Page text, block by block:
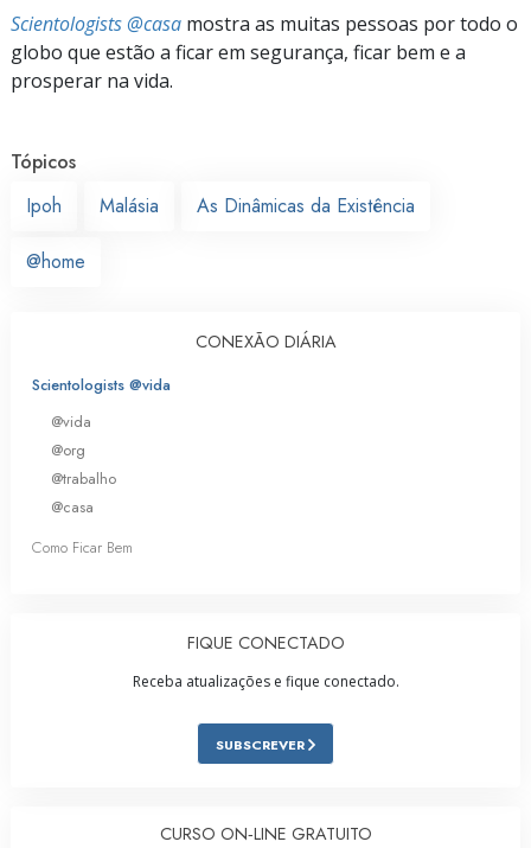
Scientologists @casa mostra as muitas pessoas por todo o
globo que estão a ficar em segurança, ficar bem e a
prosperar na vida.
Tópicos
Ipoh
Malásia As Dinâmicas da Existência
@home
CONEXÃO DIÁRIA
Scientologists @vida
@vida
@org
@trabalho
@casa
Como Ficar Bem
FIQUE CONECTADO
Receba atualizações e fique conectado.
SUBSCREVER
CURSO ON‑LINE GRATUITO